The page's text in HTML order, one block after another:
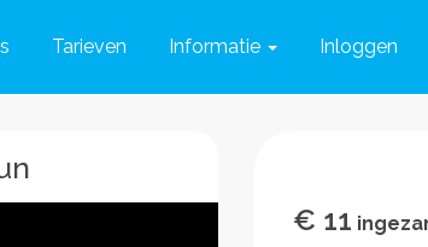
Tarieven Informatie Inloggen
€ 11